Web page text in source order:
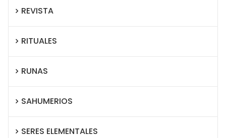
REVISTA
RITUALES
RUNAS
SAHUMERIOS
SERES ELEMENTALES